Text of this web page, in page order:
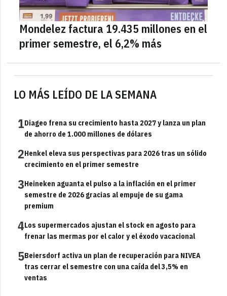
LO MÁS LEÍDO DE LA SEMANA
1Diageo frena su crecimiento hasta 2027 y lanza un plan
de ahorro de 1.000 millones de dólares
2Henkel eleva sus perspectivas para 2026 tras un sólido
crecimiento en el primer semestre
3Heineken aguanta el pulso a la inflación en el primer
semestre de 2026 gracias al empuje de su gama
premium
4Los supermercados ajustan el stock en agosto para
frenar las mermas por el calor y el éxodo vacacional
5Beiersdorf activa un plan de recuperación para NIVEA
tras cerrar el semestre con una caída del 3,5% en
ventas
Mondelez factura 19.435 millones en el
primer semestre, el 6,2% más